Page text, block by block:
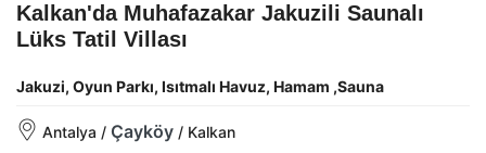
Kalkan'da Muhafazakar Jakuzili Saunalı
Lüks Tatil Villası
Jakuzi, Oyun Parkı, Isıtmalı Havuz, Hamam ,Sauna
Antalya / Çayköy / Kalkan